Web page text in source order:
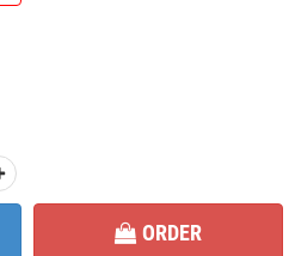
ORDER